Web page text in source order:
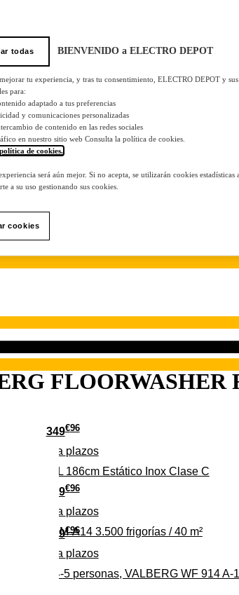
279€96
Pago a plazos
para 4-5 personas, VALBERG WF 914 A-
349€96
Pago a plazos
315 C 315L 186cm Estático Inox Clase C
369€96
Pago a plazos
CLIM-A14 3.500 frigorías / 40 m²
FLOORWASHER
todas BIENVENIDO a ELECTRO DEPOT
tu experiencia, y tras tu consentimiento, ELECTRO DEPOT y
para:
adaptado a tus preferencias
y comunicaciones personalizadas
de contenido en las redes sociales
en nuestro sitio web Consulta la política de cookies.
de cookies.
será aún mejor. Si no acepta, se utilizarán cookies estadísticas
a su uso gestionando sus cookies.
cookies